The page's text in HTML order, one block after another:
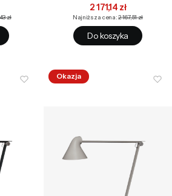
zł
Cena promocyjna
2 171,14 zł
Najniższa cena: 2 167,51 zł
Do koszyka
Okazja